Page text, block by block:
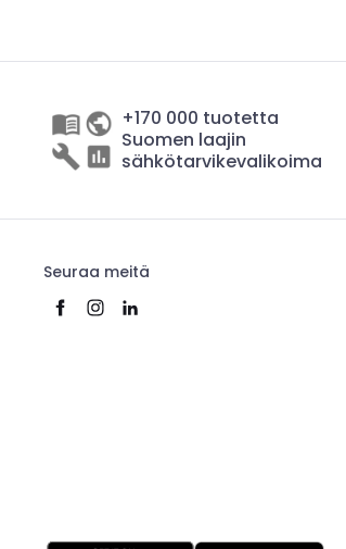
+170 000 tuotetta
Suomen laajin
sähkötarvikevalikoima
Seuraa meitä